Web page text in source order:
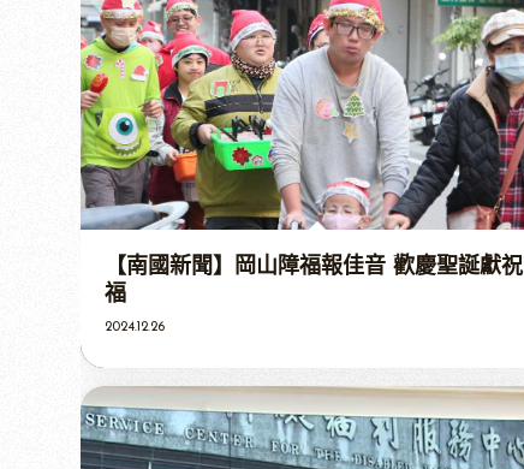
【南國新聞】岡山障福報佳音 歡慶聖誕獻祝
福
2024.12.26